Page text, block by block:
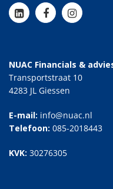
NUAC Financials &
Transportstraat 10
4283 JL Giessen
E-mail: info@nuac.nl
Telefoon: 085-2018443
KVK: 30276305